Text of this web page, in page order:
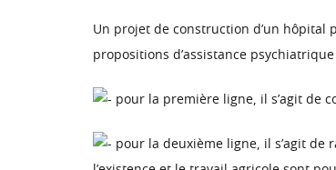
Un projet de construction d’un hôpital
propositions d’assistance
pour la première ligne, il s’agit de
pour la deuxième ligne, il s’agit de